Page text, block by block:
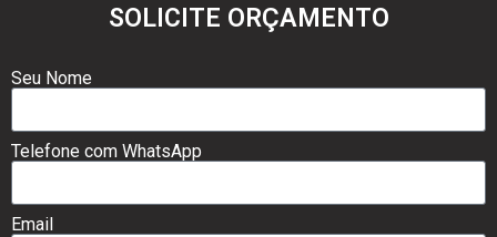
SOLICITE ORÇAMENTO
Seu Nome
Telefone com WhatsApp
Email